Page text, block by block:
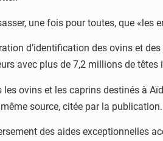
une fois pour toutes, que
d’identification des ovins et
avec plus de 7,2 millions de têtes
les ovins et les caprins destinés à
source, citée par la publication.
des aides exceptionnelles